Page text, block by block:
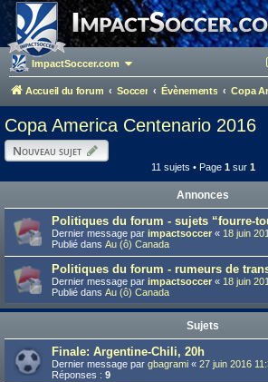
ImpactSoccer.com
Accueil du forum Soccer Évènements
Copa America Centenario 2016
Nouveau sujet
11 sujets • Page 1sur 1
Annonces
Politiques du forum - sujets “fourre-
Dernier message par impactsoccer « 18 juin
Publié dans Au (ô) Canada
Politiques du forum - rumeurs de
Dernier message par impactsoccer « 18 juin
Publié dans Au (ô) Canada
Sujets
Finale: Argentine-Chili, 20h
Dernier message par gbagrami « 27 juin 2016
Réponses : 9